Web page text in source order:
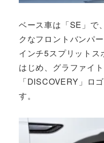
ベース車は「SE」で
クなフロントバンパ
インチ5スプリット
はじめ、グラファイ
「DISCOVERY」ロ
す。